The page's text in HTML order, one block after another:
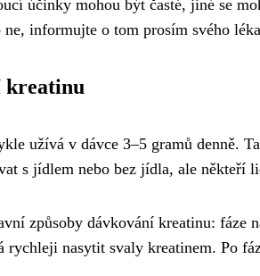
účinky mohou být časté, jiné se
informujte o tom prosím svého
kreatinu
užívá v dávce 3–5 gramů denně.
s jídlem nebo bez jídla, ale někteří
způsoby dávkování kreatinu: fáze
rychleji nasytit svaly kreatinem. Po